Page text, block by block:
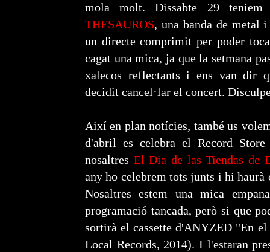
mola molt. Dissabte 29
THESAUROS, una banda de metal
un directe comprimit per poder
cagat una mica, ja que la setmana
xalecos reflectants i ens van dir
decidit cancel·lar el concert.
Així en plan notícies, també us
d'abril es celebra el Record
nosaltres El Dia de las Tiendas de
any ho celebrem tots junts i hi haurà
Nosaltres estem una mica
programació tancada, però si que
sortirà el cassette d'ANYZED "En
Local Records, 2014). I l'estaran